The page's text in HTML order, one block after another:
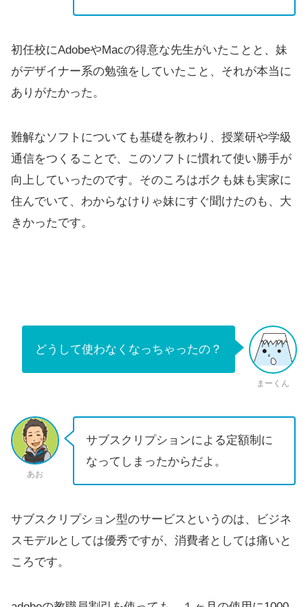
初任校にAdobeやMacの得意な先生がいたことと、妹
がデザイナー系の勉強をしていたこと、それが本当に
ありがたかった。
難解なソフトについても基礎を教わり、授業研や学級
通信をつくることで、このソフトに慣れて使い勝手が
向上していったのです。そのころはボクも妹も実家に
住んでいて、わからなけりゃ妹にすぐ聞けたのも、大
きかったです。
どうして使わなくなっちゃったの？
まーくん
あお
サブスクリプションによる定額制に
なってしまったからだよ。
サブスクリプション型のサービスというのは、ビジネ
スモデルとしては優秀ですが、消費者としては痛いと
ころです。